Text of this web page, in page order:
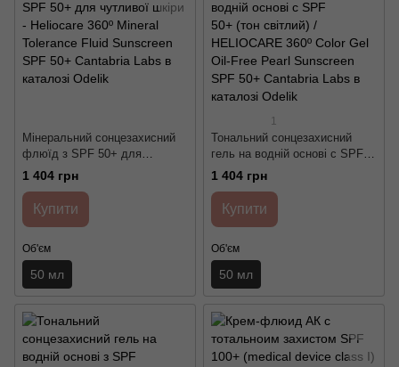
Мінеральний сонцезахисний
флюїд з SPF 50+ для
чутливої шкіри - Heliocare 360º
Mineral Tolerance Fluid
Sunscreen SPF 50+ Cantabria
Labs
1 404 грн
Купити
Об'єм
50 мл
1
Тональний сонцезахисний
гель на водній основі с SPF
50+ (тон світлий) /
HELIOCARE 360º Color Gel
Oil-Free Pearl Sunscreen SPF
50+ Cantabria Labs
1 404 грн
Купити
Об'єм
50 мл